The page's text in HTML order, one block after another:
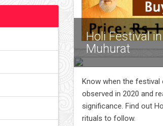
Holi Festival
Muhurat
Know when the festival
observed in 2020 and
significance. Find out
rituals to follow.